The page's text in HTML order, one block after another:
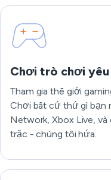
Chơi trò chơi yêu
Tham gia thế giới
Chơi bất cứ thứ gì bạn
Network, Xbox Live,
trặc - chúng tôi hứa.